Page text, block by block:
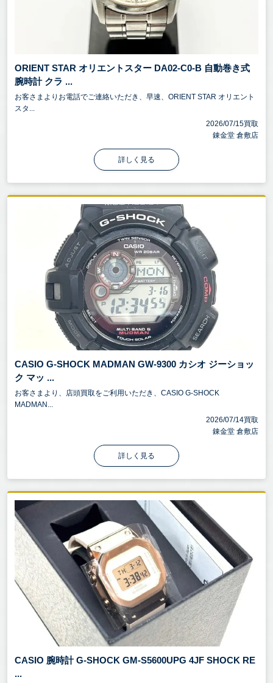
ORIENT STAR オリエントスター DA02-C0-B 自動巻き式
腕時計 クラ ...
お客さまよりお電話でご連絡いただき、早速、ORIENT STAR オリエント
スタ...
2026/07/15買取
錬金堂 倉敷店
詳しく見る
CASIO G-SHOCK MADMAN GW-9300 カシオ ジーショッ
ク マッ ...
お客さまより、店頭買取をご利用いただき、CASIO G-SHOCK
MADMAN...
2026/07/14買取
錬金堂 倉敷店
詳しく見る
CASIO 腕時計 G-SHOCK GM-S5600UPG 4JF SHOCK RE
...